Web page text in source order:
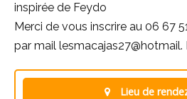
inspirée de Feydo
Merci de vous inscrire au 06 67
par mail lesmacajas27@hotmail.
Lieu de